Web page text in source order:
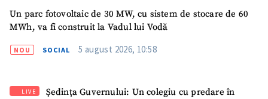
Un parc fotovoltaic de 30 MW, cu sistem de stocare de 60
MWh, va fi construit la Vadul lui Vodă
NOU SOCIAL 5 august 2026, 10:58
LIVE
Ședința Guvernului: Un colegiu cu predare în